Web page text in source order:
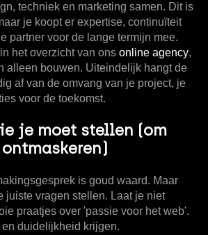
techniek en marketing samen. Dit is
je koopt er expertise, continuïteit
partner voor de lange termijn mee.
het overzicht van ons online agency,
alleen bouwen. Uiteindelijk hangt de
af van de omvang van je project, je
voor de toekomst.
je moet stellen (om
is goud waard. Maar
juiste vragen stellen. Laat je niet
praatjes over 'passie voor het web'.
duidelijkheid krijgen.